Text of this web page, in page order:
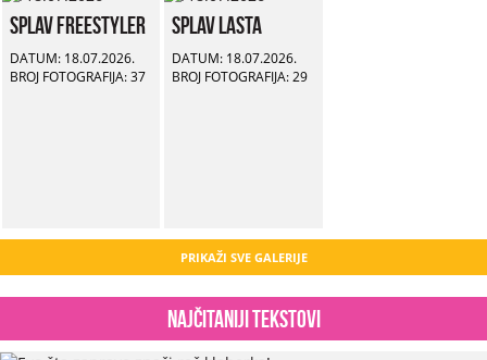
Splav Freestyler
DATUM: 18.07.2026.
BROJ FOTOGRAFIJA: 37
Splav Lasta
DATUM: 18.07.2026.
BROJ FOTOGRAFIJA: 29
PRIKAŽI SVE GALERIJE
Najčitaniji tekstovi